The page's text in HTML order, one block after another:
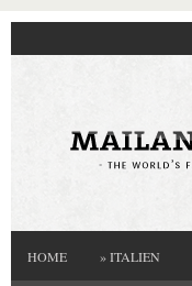
HOME » ITALIEN